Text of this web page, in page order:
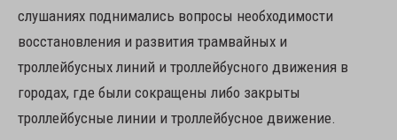
слушаниях поднимались вопросы необходимости
восстановления и развития трамвайных и
троллейбусных линий и троллейбусного движения в
городах, где были сокращены либо закрыты
троллейбусные линии и троллейбусное движение.